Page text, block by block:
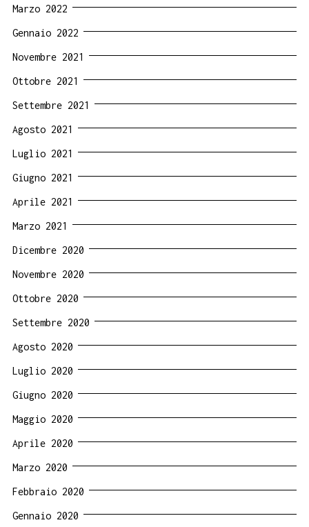
Marzo 2022
Gennaio 2022
Novembre 2021
Ottobre 2021
Settembre 2021
Agosto 2021
Luglio 2021
Giugno 2021
Aprile 2021
Marzo 2021
Dicembre 2020
Novembre 2020
Ottobre 2020
Settembre 2020
Agosto 2020
Luglio 2020
Giugno 2020
Maggio 2020
Aprile 2020
Marzo 2020
Febbraio 2020
Gennaio 2020